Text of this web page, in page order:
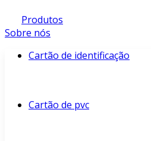
Produtos
Sobre nós
Cartão de identificação
Cartão de pvc